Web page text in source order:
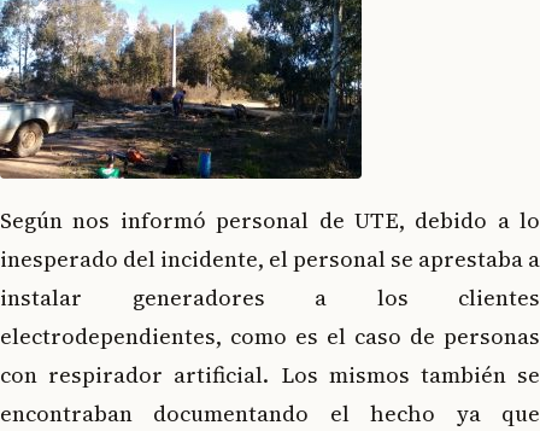
Según nos informó personal de UTE, debido a lo
inesperado del incidente, el personal se aprestaba a
instalar generadores a los clientes
electrodependientes, como es el caso de personas
con respirador artificial. Los mismos también se
encontraban documentando el hecho ya que